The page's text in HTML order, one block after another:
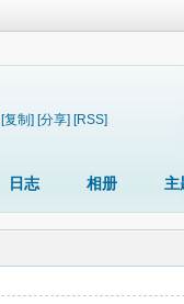
[复制] [分享] [RSS]
日志 相册 主